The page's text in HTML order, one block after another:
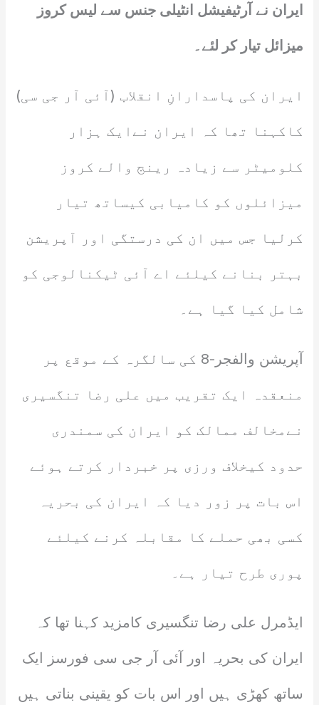
ایران نے آرٹیفیشل انٹیلی جنس سے لیس کروز
میزائل تیار کر لئے۔
ایران کی پاسدارانِ انقلاب (آئی آر جی سی)
کاکہنا تھا کہ ایران نےایک ہزار
کلومیٹر سے زیادہ رینج والے کروز
میزائلوں کو کامیابی کیساتھ تیار
کرلیا جس میں ان کی درستگی اور آپریشن
بہتر بنانے کیلئے اے آئی ٹیکنالوجی کو
شامل کیا گیا ہے۔
آپریشن والفجر-8 کی سالگرہ کے موقع پر
منعقدہ ایک تقریب میں علی رضا تنگسیری
نےمخالف ممالک کو ایران کی سمندری
حدود کیخلاف ورزی پر خبردار کرتے ہوئے
اس بات پر زور دیا کہ ایران کی بحریہ
کسی بھی حملے کا مقابلہ کرنے کیلئے
پوری طرح تیار ہے۔
ایڈمرل علی رضا تنگسیری کامزید کہنا تھا کہ
ایران کی بحریہ اور آئی آر جی سی فورسز ایک
ساتھ کھڑی ہیں اور اس بات کو یقینی بناتی ہیں